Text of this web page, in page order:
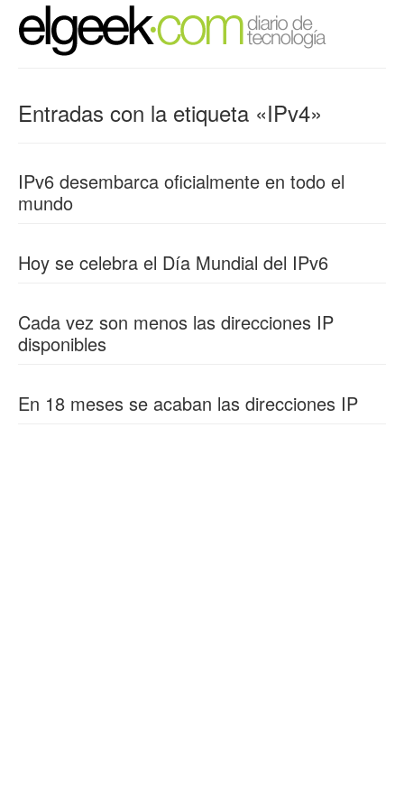
Entradas con la etiqueta «IPv4»
IPv6 desembarca oficialmente en todo el
mundo
Hoy se celebra el Día Mundial del IPv6
Cada vez son menos las direcciones IP
disponibles
En 18 meses se acaban las direcciones IP